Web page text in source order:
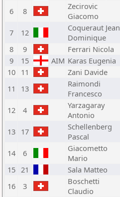
6
8
Zecirovic
Giacomo
7 12
Coqueraut Jean
Dominique
8
9 Ferrari Nicola
9
15 AIM Karas Eugenia
10 11 Zani Davide
11
13
Raimondi
Francesco
12 4
Yarzagaray
Antonio
13 17
Schellenberg
Pascal
14 6
Giacometto
Mario
15 21 Sala Matteo
16
3
Boschetti
Claudio